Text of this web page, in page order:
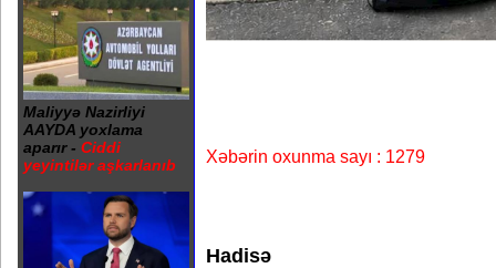
Maliyyə Nazirliyi
AAYDA yoxlama
aparır - Ciddi
yeyintilər aşkarlanıb
Xəbərin oxunma sayı : 1279
Hadisə